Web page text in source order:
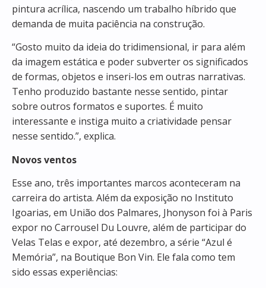
pintura acrílica, nascendo um trabalho híbrido que
demanda de muita paciência na construção.
“Gosto muito da ideia do tridimensional, ir para além
da imagem estática e poder subverter os significados
de formas, objetos e inseri-los em outras narrativas.
Tenho produzido bastante nesse sentido, pintar
sobre outros formatos e suportes. É muito
interessante e instiga muito a criatividade pensar
nesse sentido.”, explica.
Novos ventos
Esse ano, três importantes marcos aconteceram na
carreira do artista. Além da exposição no Instituto
Igoarias, em União dos Palmares, Jhonyson foi à Paris
expor no Carrousel Du Louvre, além de participar do
Velas Telas e expor, até dezembro, a série “Azul é
Memória”, na Boutique Bon Vin. Ele fala como tem
sido essas experiências: